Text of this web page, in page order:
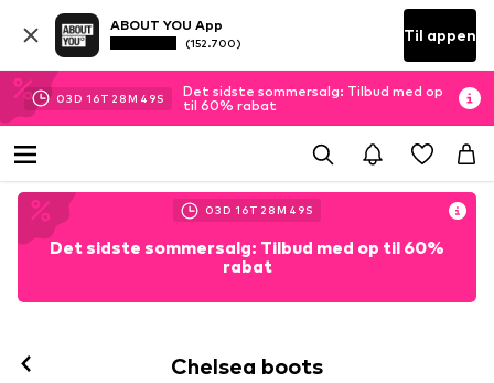
ABOUT YOU App
(152.700) Til appen
03D 16T 28M 48S
Det sidste sommersalg: Tilbud med op
til 60% rabat
03D 16T 28M 48S
Det sidste sommersalg: Tilbud med op til 60%
rabat
Chelsea boots